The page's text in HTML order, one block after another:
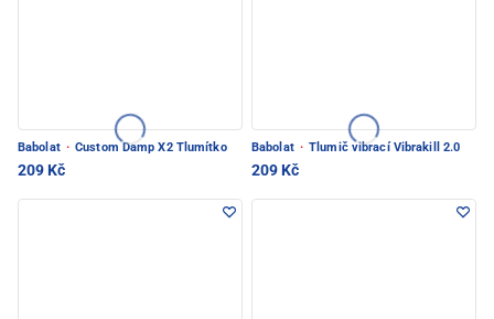
Babolat · Custom Damp X2 Tlumítko
209 Kč
Babolat · Tlumič vibrací Vibrakill 2.0
209 Kč